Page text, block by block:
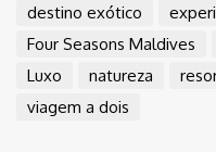
destino exótico
Four Seasons Maldives
Luxo
natureza
viagem a dois